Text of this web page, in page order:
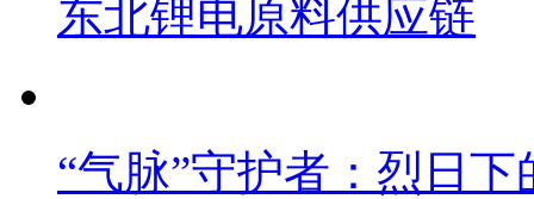
东北锂电原料供应链
“气脉”守护者：烈日下